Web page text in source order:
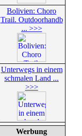
Bolivien: Choro
Trail. Outdoorhandb
... >>>
Unterwegs in einem
schmalen Land ...
>>>
Werbung